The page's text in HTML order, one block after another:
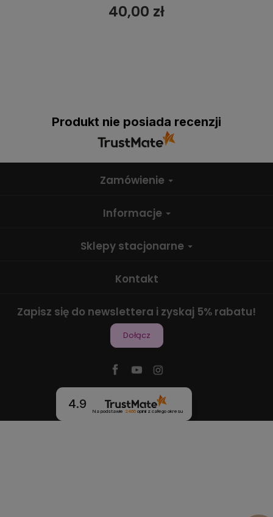
40,00 zł
Produkt nie posiada recenzji
Zamówienie
Informacje
Sklepy stacjonarne
Kontakt
Zapisz się do newslettera i zyskaj 5% rabatu!
Dołącz
4.9
Na podstawie 2466opinii z całego okresu